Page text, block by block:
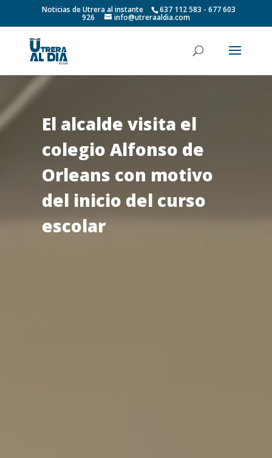
Noticias de Utrera al instante 637 112 583 - 677 603
926 info@utreraaldia.com
El alcalde visita el
colegio Alfonso de
Orleans con motivo
del inicio del curso
escolar